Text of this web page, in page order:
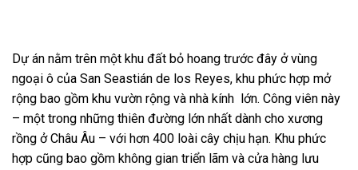
Dự án nằm trên một khu đất bỏ hoang trước đây ở vùng
ngoại ô của San Seastián de los Reyes, khu phức hợp mở
rộng bao gồm khu vườn rộng và nhà kính lớn. Công viên này
– một trong những thiên đường lớn nhất dành cho xương
rồng ở Châu Âu – với hơn 400 loài cây chịu hạn. Khu phức
hợp cũng bao gồm không gian triển lãm và cửa hàng lưu